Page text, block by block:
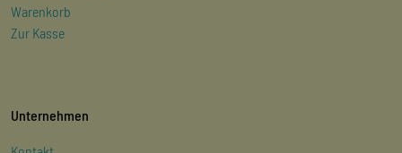
Warenkorb
Zur Kasse
Unternehmen